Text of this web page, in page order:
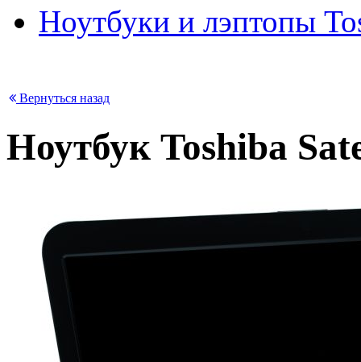
Ноутбуки и лэптопы
Вернуться назад
Ноутбук Toshiba